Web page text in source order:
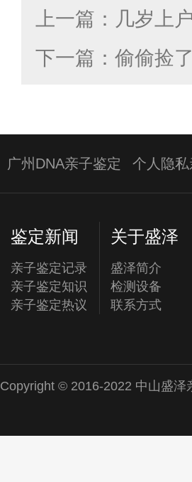
上一篇：几岁上
下一篇：偷偷捡
广州DNA亲子鉴定 个人隐
鉴定新闻
亲子鉴定记录
亲子鉴定知识
亲子鉴定热议
关于盛泽
盛泽简介
检测设备
联系方式
Copyright © 2016-2022 中山盛